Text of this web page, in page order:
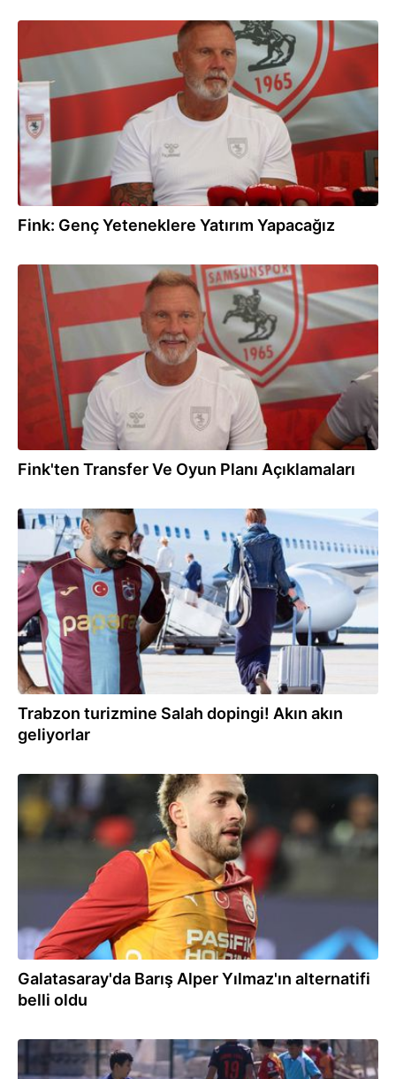
Fink: Genç Yeteneklere Yatırım Yapacağız
16:47
Fink'ten Transfer Ve Oyun Planı Açıklamaları
16:46
Trabzon turizmine Salah dopingi! Akın akın
geliyorlar
Galatasaray'da Barış Alper Yılmaz'ın alternatifi
belli oldu